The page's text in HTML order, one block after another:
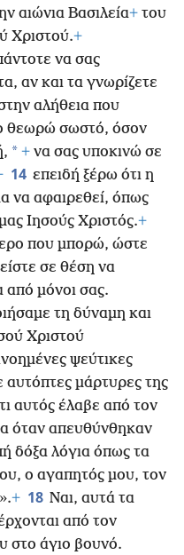
αιώνια Βασιλεία+ του
Χριστού.+
να σας
αν και τα γνωρίζετε
αλήθεια που
θεωρώ σωστό, όσον
* + να σας υποκινώ σε
14 επειδή ξέρω ότι η
να αφαιρεθεί, όπως
Ιησούς Χριστός.+
που μπορώ, ώστε
σε θέση να
από μόνοι σας.
τη δύναμη και
Χριστού
ψεύτικες
αυτόπτες μάρτυρες της
αυτός έλαβε από τον
όταν απευθύνθηκαν
δόξα λόγια όπως τα
ο αγαπητός μου, τον
+ 18 Ναι, αυτά τα
από τον
στο άγιο βουνό.